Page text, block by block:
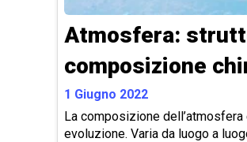
Atmosfera:
composizione
1 Giugno 2022
La composizione dell’atmosfera
evoluzione. Varia da luogo a